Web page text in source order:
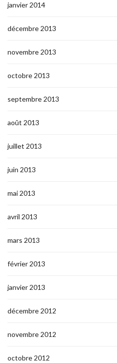
janvier 2014
décembre 2013
novembre 2013
octobre 2013
septembre 2013
août 2013
juillet 2013
juin 2013
mai 2013
avril 2013
mars 2013
février 2013
janvier 2013
décembre 2012
novembre 2012
octobre 2012